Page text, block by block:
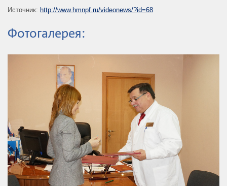
Источник: http://www.hmnpf.ru/videonews/?id=68
Фотогалерея: